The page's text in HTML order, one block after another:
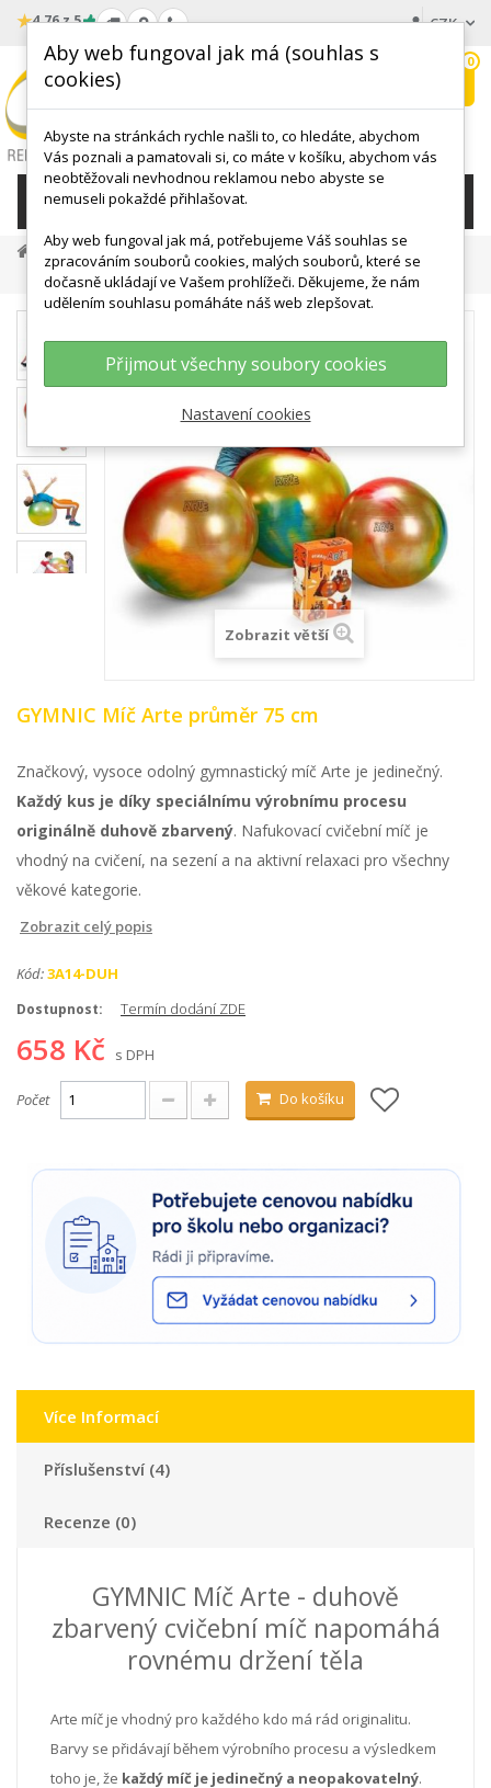
★4.76 z 5 CZK
wishlist
0
KATEGORIE
MÍČE, BALÓNY
Velké Cvičební Míče
GYMNIC Míč Arte Průměr 75 Cm
Zobrazit větší
GYMNIC Míč Arte průměr 75 cm
Značkový, vysoce odolný gymnastický míč Arte je jedinečný.
Každý kus je díky speciálnímu výrobnímu procesu
originálně duhově zbarvený. Nafukovací cvičební míč je
vhodný na cvičení, na sezení a na aktivní relaxaci pro všechny
věkové kategorie.
Zobrazit celý popis
Kód:3A14-DUH
Dostupnost: Termín dodání ZDE
658 Kč s DPH
Počet Do košíku
Více Informací
Příslušenství (4)
Recenze (0)
GYMNIC Míč Arte - duhově
zbarvený cvičební míč napomáhá
rovnému držení těla
Arte míč je vhodný pro každého kdo má rád originalitu.
Barvy se přidávají během výrobního procesu a výsledkem
toho je, že každý míč je jedinečný a neopakovatelný.
Aby web fungoval jak má (souhlas s
cookies)
Abyste na stránkách rychle našli to, co hledáte, abychom
Vás poznali a pamatovali si, co máte v košíku, abychom vás
neobtěžovali nevhodnou reklamou nebo abyste se
nemuseli pokaždé přihlašovat.
Aby web fungoval jak má, potřebujeme Váš souhlas se
zpracováním souborů cookies, malých souborů, které se
dočasně ukládají ve Vašem prohlížeči. Děkujeme, že nám
udělením souhlasu pomáháte náš web zlepšovat.
Přijmout všechny soubory cookies
Nastavení cookies